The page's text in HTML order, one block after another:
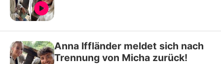
Anna Iffländer meldet sich nach
Trennung von Micha zurück!